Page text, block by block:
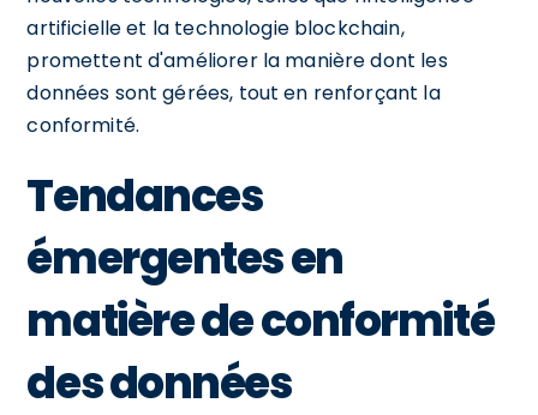
artificielle et la technologie blockchain,
promettent d'améliorer la manière dont les
données sont gérées, tout en renforçant la
conformité.
Tendances
émergentes en
matière de conformité
des données